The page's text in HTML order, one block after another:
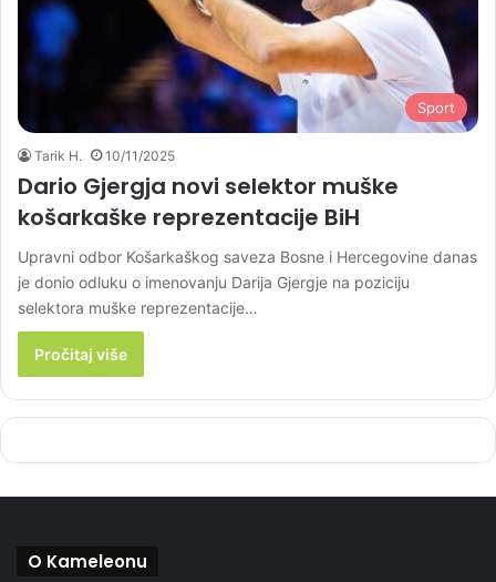
Sport
Tarik H. 10/11/2025
Dario Gjergja novi selektor muške
košarkaške reprezentacije BiH
Upravni odbor Košarkaškog saveza Bosne i Hercegovine danas
je donio odluku o imenovanju Darija Gjergje na poziciju
selektora muške reprezentacije…
Pročitaj više
O Kameleonu